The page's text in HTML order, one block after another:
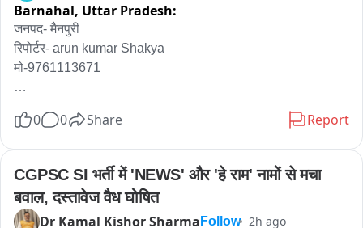
Barnahal, Uttar Pradesh:
जनपद- मैनपुरी
रिपोर्टर- arun kumar Shakya
मो-9761113671
स्लोगन -मैनपुरी में लुका-छिपी खेल रहे युवक की पीट-पीटकर हत्या / गांव में
एंकर-मैनपुरी से सनसनीखेज खबर सामने आई है जहां सिर्फ एक मजाक... एक
खेल... एक युवक की जान ले गया। घिरोर थाना क्षेत्र के कोसमा हिनूद गांव
0 0 Share Report
CGPSC SI भर्ती में 'NEWS' और 'हे राम' नामों से मचा
बवाल, दस्तावेज वैध घोषित
Dr Kamal Kishor Sharma Follow 2h ago